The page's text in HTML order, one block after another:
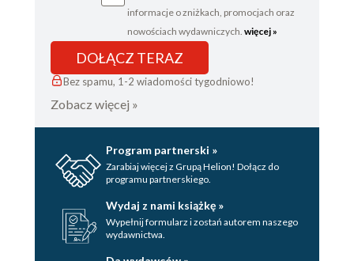
informacje o zniżkach, promocjach oraz
nowościach wydawniczych. więcej »
DOŁĄCZ TERAZ
Bez spamu, 1-2 wiadomości tygodniowo!
Zobacz więcej »
Program partnerski »
Zarabiaj więcej z Grupą Helion! Dołącz do
programu partnerskiego.
Wydaj z nami książkę »
Wypełnij formularz i zostań autorem naszego
wydawnictwa.